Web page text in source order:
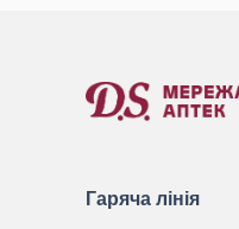
Гаряча лінія